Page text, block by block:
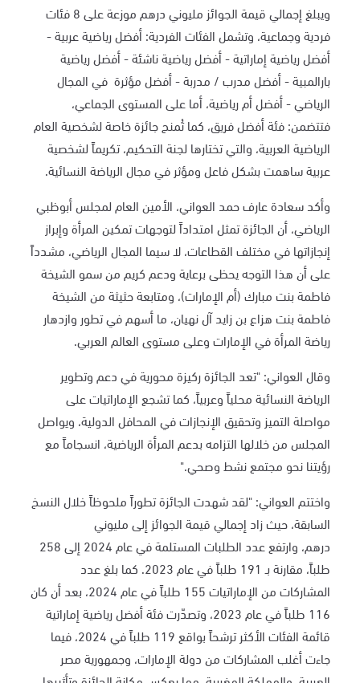
ويبلغ إجمالي قيمة الجوائز مليوني درهم موزعة على 8 فئات
فردية وجماعية، وتشمل الفئات الفردية: أفضل رياضية عربية -
أفضل رياضية إماراتية - أفضل رياضية ناشئة - أفضل رياضية
بارالمبية - أفضل مدرب / مدربة - أفضل مؤثرة في المجال
الرياضي - أفضل أم رياضية، أما على المستوى الجماعي،
فتتضمن: فئة أفضل فريق، كما تُمنح جائزة خاصة لشخصية العام
الرياضية العربية، والتي تختارها لجنة التحكيم، تكريماً لشخصية
عربية ساهمت بشكل فاعل ومؤثر في مجال الرياضة النسائية.
وأكد سعادة عارف حمد العواني، الأمين العام لمجلس أبوظبي
الرياضي، أن الجائزة تمثل امتداداً لتوجهات تمكين المرأة وإبراز
إنجازاتها في مختلف القطاعات، لا سيما المجال الرياضي، مشدداً
على أن هذا التوجه يحظى برعاية ودعم كريم من سمو الشيخة
فاطمة بنت مبارك (أم الإمارات)، ومتابعة حثيثة من الشيخة
فاطمة بنت هزاع بن زايد آل نهيان، ما أسهم في تطور وازدهار
رياضة المرأة في الإمارات وعلى مستوى العالم العربي.
وقال العواني: "تعد الجائزة ركيزة محورية في دعم وتطوير
الرياضة النسائية محلياً وعربياً، كما تشجع الإماراتيات على
مواصلة التميز وتحقيق الإنجازات في المحافل الدولية، ويواصل
المجلس من خلالها التزامه بدعم المرأة الرياضية، انسجاماً مع
رؤيتنا نحو مجتمع نشط وصحي."
واختتم العواني: "لقد شهدت الجائزة تطوراً ملحوظاً خلال النسخ
السابقة، حيثزاد إجمالي قيمة الجوائز إلى مليوني
درهم،
وارتفع عدد الطلبات المستلمة في عام 2024 إلى 258
طلباً، مقارنة بـ 191 طلباً في عام 2023. كما بلغ عدد
المشاركات من الإماراتيات 155 طلباً في عام 2024، بعد أن كان
116 طلباً في عام 2023، وتصدّرت فئة أفضل رياضية إماراتية
قائمة الفئات الأكثر ترشحاً بواقع 119 طلباً في 2024، فيما
جاءت أغلب المشاركات من دولة الإمارات، وجمهورية مصر